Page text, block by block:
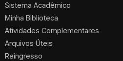
Sistema Acadêmico
Minha Biblioteca
Atividades Complementares
Arquivos Úteis
Reingresso